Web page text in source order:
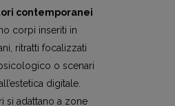
contemporanei
corpi inseriti in
ritratti focalizzati
o scenari
digitale.
si adattano a zone